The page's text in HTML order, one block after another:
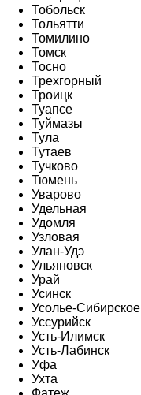
Тобольск
Тольятти
Томилино
Томск
Тосно
Трехгорный
Троицк
Туапсе
Туймазы
Тула
Тутаев
Тучково
Тюмень
Уварово
Удельная
Удомля
Узловая
Улан-Удэ
Ульяновск
Урай
Усинск
Усолье-Сибирское
Уссурийск
Усть-Илимск
Усть-Лабинск
Уфа
Ухта